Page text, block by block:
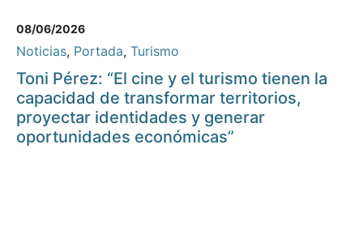
08/06/2026
Noticias, Portada, Turismo
Toni Pérez: “El cine y el turismo tienen la
capacidad de transformar territorios,
proyectar identidades y generar
oportunidades económicas”